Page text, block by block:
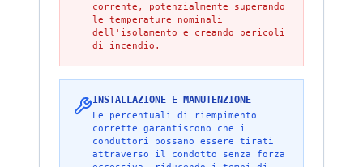
corrente, potenzialmente superando
le temperature nominali
dell'isolamento e creando pericoli
di incendio.
INSTALLAZIONE E MANUTENZIONE
Le percentuali di riempimento
corrette garantiscono che i
conduttori possano essere tirati
attraverso il condotto senza forza